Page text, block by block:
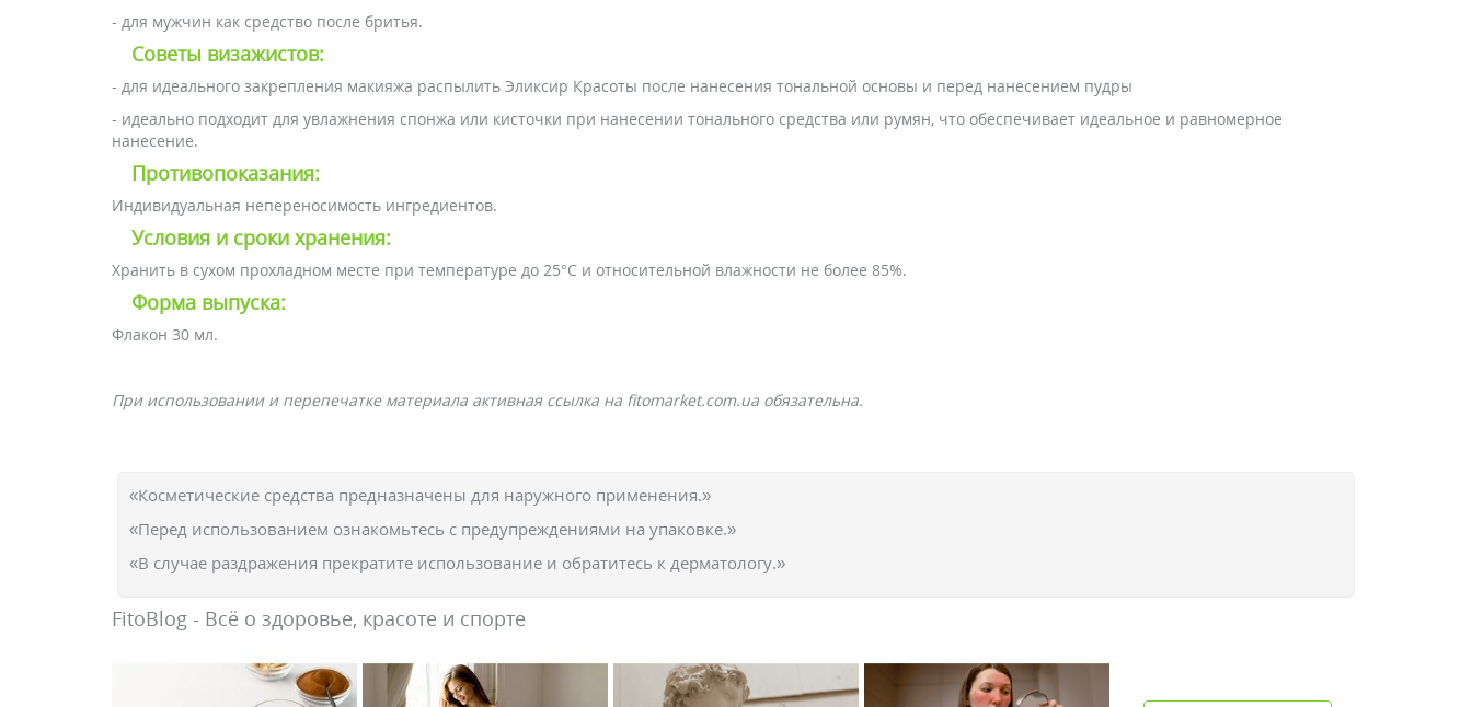
- для мужчин как средство после бритья.
Советы визажистов:
- для идеального закрепления макияжа распылить Эликсир Красоты после нанесения тональной основы и перед нанесением пудры
- идеально подходит для увлажнения спонжа или кисточки при нанесении тонального средства или румян, что обеспечивает идеальное и равномерное
нанесение.
Противопоказания:
Индивидуальная непереносимость ингредиентов.
Условия и сроки хранения:
Хранить в сухом прохладном месте при температуре до 25°C и относительной влажности не более 85%.
Форма выпуска:
Флакон 30 мл.
При использовании и перепечатке материала активная ссылка на fitomarket.com.ua обязательна.
«Косметические средства предназначены для наружного применения.»
«Перед использованием ознакомьтесь с предупреждениями на упаковке.»
«В случае раздражения прекратите использование и обратитесь к дерматологу.»
FitoBlog - Всё о здоровье, красоте и спорте